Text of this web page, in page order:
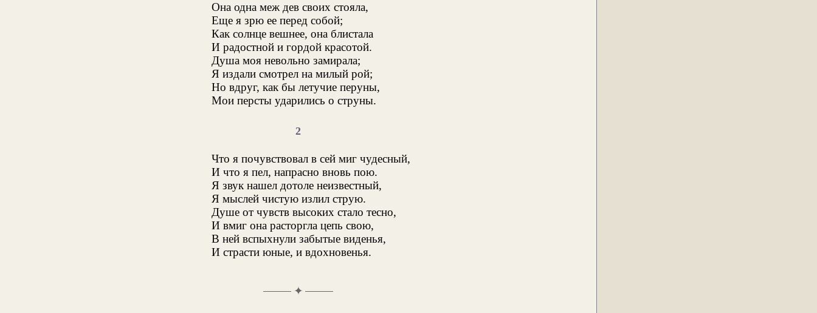
Она одна меж дев своих стояла,
Еще я зрю ее перед собой;
Как солнце вешнее, она блистала
И радостной и гордой красотой.
Душа моя невольно замирала;
Я издали смотрел на милый рой;
Но вдруг, как бы летучие перуны,
Мои персты ударились о струны.
2
Что я почувствовал в сей миг чудесный,
И что я пел, напрасно вновь пою.
Я звук нашел дотоле неизвестный,
Я мыслей чистую излил струю.
Душе от чувств высоких стало тесно,
И вмиг она расторгла цепь свою,
В ней вспыхнули забытые виденья,
И страсти юные, и вдохновенья.
✦